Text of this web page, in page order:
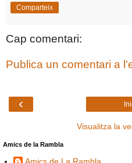
Comparteix
Cap comentari:
Publica un comentari a
‹
Visualitza la
Amics de la Rambla